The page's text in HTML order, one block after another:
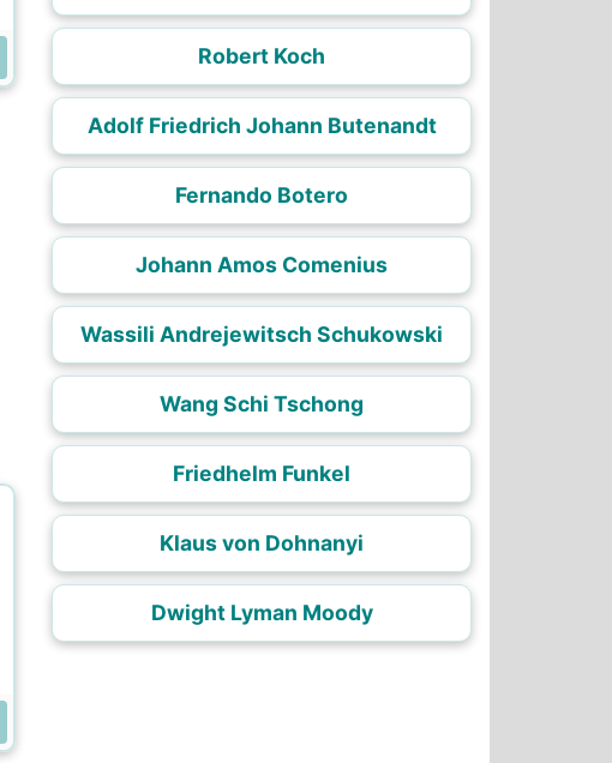
Robert Koch
Adolf Friedrich Johann Butenandt
Fernando Botero
Johann Amos Comenius
Wassili Andrejewitsch Schukowski
Wang Schi Tschong
Friedhelm Funkel
Klaus von Dohnanyi
Dwight Lyman Moody